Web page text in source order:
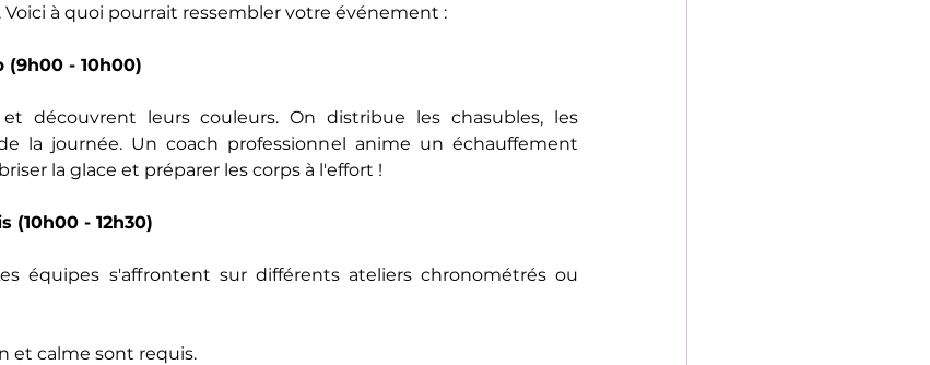
à quoi pourrait ressembler votre événement :
(9h00 - 10h00)
découvrent leurs couleurs. On distribue les chasubles, les
la journée. Un coach professionnel anime un échauffement
la glace et préparer les corps à l'effort !
(10h00 - 12h30)
équipes s'affrontent sur différents ateliers chronométrés ou
et calme sont requis.